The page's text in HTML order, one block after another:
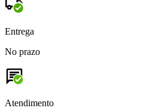
Entrega
No prazo
Atendimento